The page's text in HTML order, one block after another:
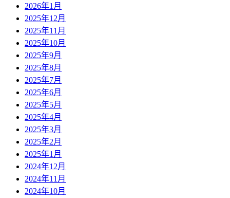
2026年1月
2025年12月
2025年11月
2025年10月
2025年9月
2025年8月
2025年7月
2025年6月
2025年5月
2025年4月
2025年3月
2025年2月
2025年1月
2024年12月
2024年11月
2024年10月